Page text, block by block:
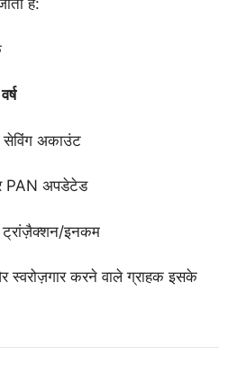
हैं:
सेविंग अकाउंट
अपडेटेड
ट्रांज़ैक्शन/इनकम
स्वरोज़गार करने वाले ग्राहक इसके